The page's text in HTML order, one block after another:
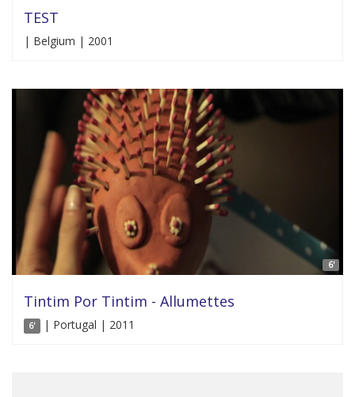
TEST
| Belgium | 2001
6'
Tintim Por Tintim - Allumettes
6' | Portugal | 2011